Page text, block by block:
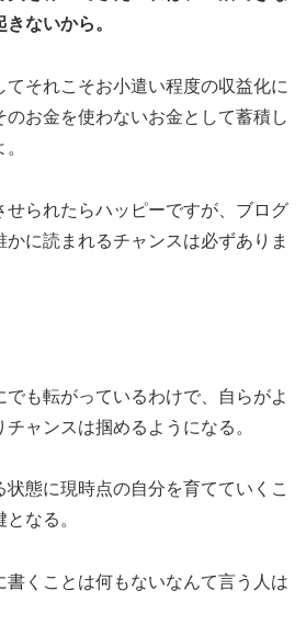
ないから。
てそれこそお小遣い程度の収益化に
のお金を使わないお金として蓄積し
せられたらハッピーですが、ブログ
かに読まれるチャンスは必ずありま
も転がっているわけで、自らがよ
ャンスは掴めるようになる。
状態に現時点の自分を育てていくこ
なる。
書くことは何もないなんて言う人は